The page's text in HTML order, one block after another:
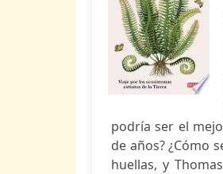
podría ser el
de años? ¿Cómo
huellas, y